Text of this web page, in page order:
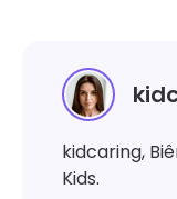
kidcaring,
Kids.